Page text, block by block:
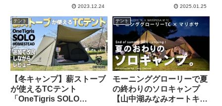
2023.12.24
ウトドア パ – 製品探偵
2025.01.25
テント
【冬キャンプ】薪ストーブ
が使えるTCテント
「OneTigris SOLO
テント
モーニンググローリーで夏
の終わりのソロキャンプ
【山中湖みなみオートキャ